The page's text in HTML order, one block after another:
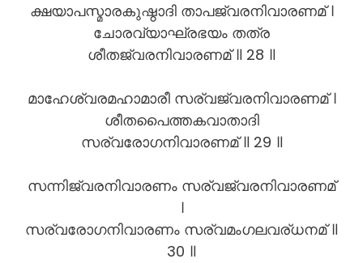
ക്ഷയാപസ്മാരകുഷ്ഠാദി താപജ്വരനിവാരണമ് ।
ചോരവ്യാഘ്രഭയം തത്ര
ശീതജ്വരനിവാരണമ് ॥ 28 ॥
മാഹേശ്വരമഹാമാരീ സര്വജ്വരനിവാരണമ് ।
ശീതപൈത്തകവാതാദി
സര്വരോഗനിവാരണമ് ॥ 29 ॥
സന്നിജ്വരനിവാരണം സര്വജ്വരനിവാരണമ്
।
സര്വരോഗനിവാരണം സര്വമംഗലവര്ധനമ് ॥
30 ॥